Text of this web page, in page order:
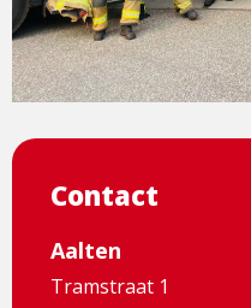
Contact
Aalten
Tramstraat 1